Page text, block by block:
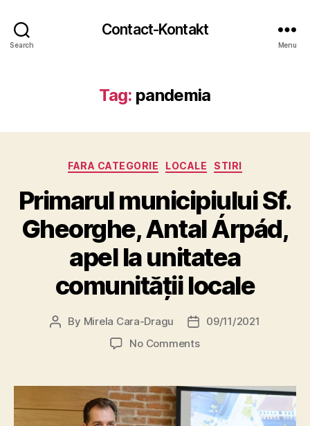
Search
Contact-Kontakt
Menu
Tag: pandemia
Categories
FARA CATEGORIE LOCALE STIRI
Primarul municipiului Sf.
Gheorghe, Antal Árpád,
apel la unitatea
comunității locale
Post
By Mirela Cara-Dragu
Post09/11/2021
No Commentson
Sf.
Gheorghe,
Antal